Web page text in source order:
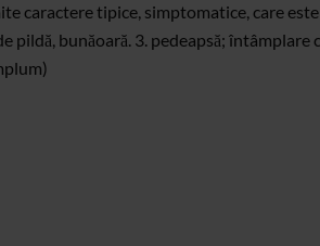
caracteretipice, simptomatice, care
pildă, bunăoară. 3. pedeapsă; întâmplare